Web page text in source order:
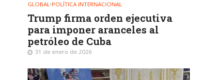
GLOBAL•POLÍTICA INTERNACIONAL
Trump firma orden ejecutiva
para imponer aranceles al
petróleo de Cuba
31 de enero de 2026